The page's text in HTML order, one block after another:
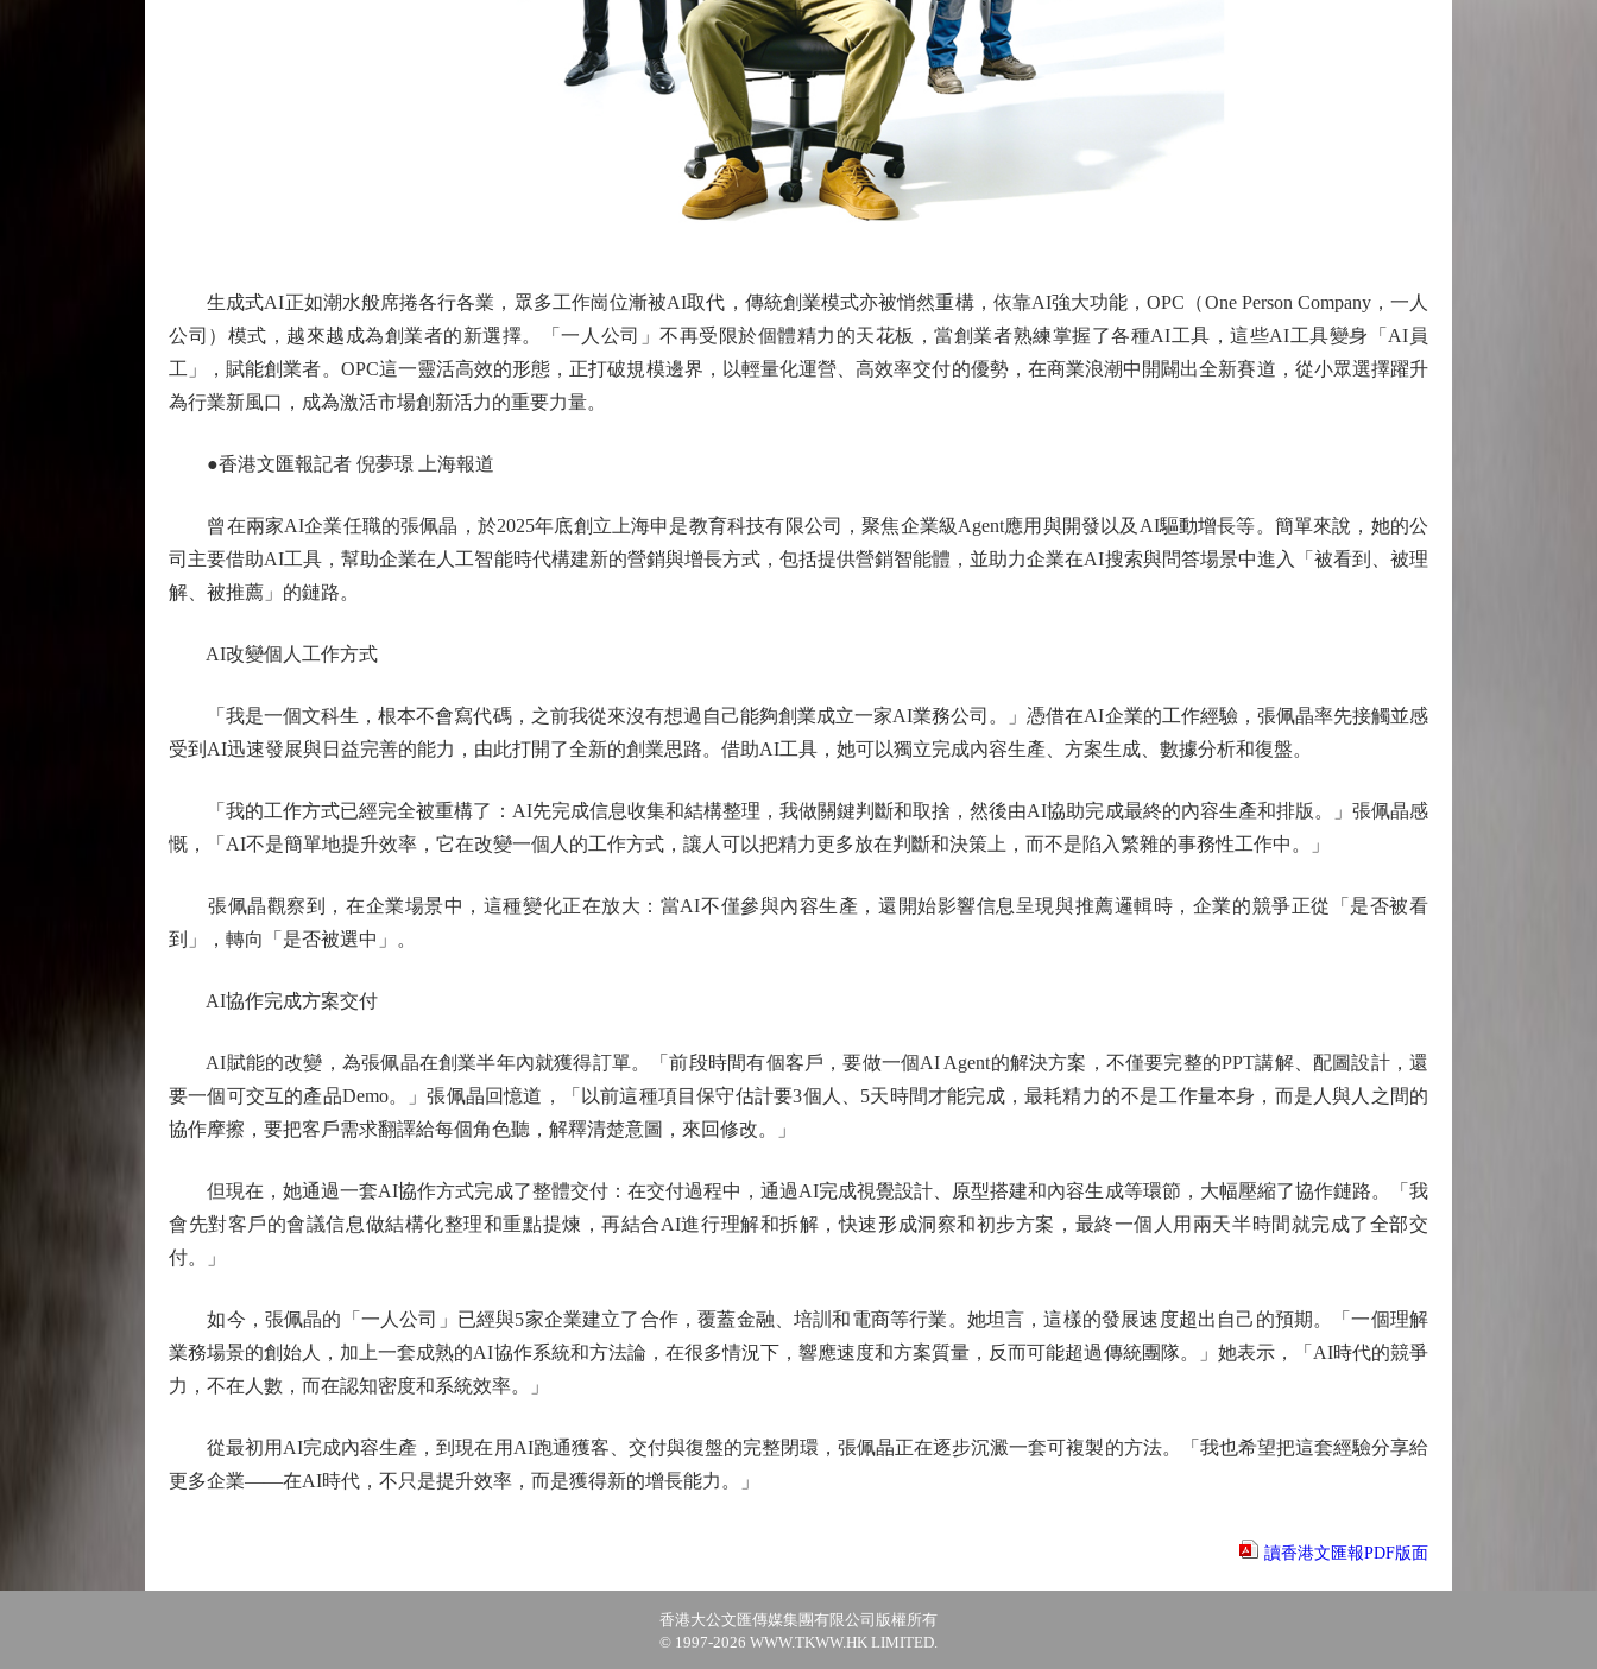
生成式AI正如潮水般席捲各行各業，眾多工作崗位漸被AI取代，傳統創業模式亦被悄然重構，依靠AI強大功能，OPC（One Person Company，一人
公司）模式，越來越成為創業者的新選擇。「一人公司」不再受限於個體精力的天花板，當創業者熟練掌握了各種AI工具，這些AI工具變身「AI員
工」，賦能創業者。OPC這一靈活高效的形態，正打破規模邊界，以輕量化運營、高效率交付的優勢，在商業浪潮中開闢出全新賽道，從小眾選擇躍升
為行業新風口，成為激活市場創新活力的重要力量。
●香港文匯報記者 倪夢璟 上海報道
曾在兩家AI企業任職的張佩晶，於2025年底創立上海申是教育科技有限公司，聚焦企業級Agent應用與開發以及AI驅動增長等。簡單來說，她的公
司主要借助AI工具，幫助企業在人工智能時代構建新的營銷與增長方式，包括提供營銷智能體，並助力企業在AI搜索與問答場景中進入「被看到、被理
解、被推薦」的鏈路。
AI改變個人工作方式
「我是一個文科生，根本不會寫代碼，之前我從來沒有想過自己能夠創業成立一家AI業務公司。」憑借在AI企業的工作經驗，張佩晶率先接觸並感
受到AI迅速發展與日益完善的能力，由此打開了全新的創業思路。借助AI工具，她可以獨立完成內容生產、方案生成、數據分析和復盤。
「我的工作方式已經完全被重構了：AI先完成信息收集和結構整理，我做關鍵判斷和取捨，然後由AI協助完成最終的內容生產和排版。」張佩晶感
慨，「AI不是簡單地提升效率，它在改變一個人的工作方式，讓人可以把精力更多放在判斷和決策上，而不是陷入繁雜的事務性工作中。」
張佩晶觀察到，在企業場景中，這種變化正在放大：當AI不僅參與內容生產，還開始影響信息呈現與推薦邏輯時，企業的競爭正從「是否被看
到」，轉向「是否被選中」。
AI協作完成方案交付
AI賦能的改變，為張佩晶在創業半年內就獲得訂單。「前段時間有個客戶，要做一個AI Agent的解決方案，不僅要完整的PPT講解、配圖設計，還
要一個可交互的產品Demo。」張佩晶回憶道，「以前這種項目保守估計要3個人、5天時間才能完成，最耗精力的不是工作量本身，而是人與人之間的
協作摩擦，要把客戶需求翻譯給每個角色聽，解釋清楚意圖，來回修改。」
但現在，她通過一套AI協作方式完成了整體交付：在交付過程中，通過AI完成視覺設計、原型搭建和內容生成等環節，大幅壓縮了協作鏈路。「我
會先對客戶的會議信息做結構化整理和重點提煉，再結合AI進行理解和拆解，快速形成洞察和初步方案，最終一個人用兩天半時間就完成了全部交
付。」
如今，張佩晶的「一人公司」已經與5家企業建立了合作，覆蓋金融、培訓和電商等行業。她坦言，這樣的發展速度超出自己的預期。「一個理解
業務場景的創始人，加上一套成熟的AI協作系統和方法論，在很多情況下，響應速度和方案質量，反而可能超過傳統團隊。」她表示，「AI時代的競爭
力，不在人數，而在認知密度和系統效率。」
從最初用AI完成內容生產，到現在用AI跑通獲客、交付與復盤的完整閉環，張佩晶正在逐步沉澱一套可複製的方法。「我也希望把這套經驗分享給
更多企業——在AI時代，不只是提升效率，而是獲得新的增長能力。」
讀香港文匯報PDF版面
香港大公文匯傳媒集團有限公司版權所有
© 1997-2026 WWW.TKWW.HK LIMITED.